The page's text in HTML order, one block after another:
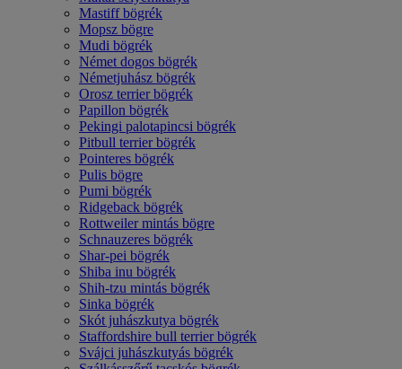
Mastiff bögrék
Mopsz bögre
Mudi bögrék
Német dogos bögrék
Németjuhász bögrék
Orosz terrier bögrék
Papillon bögrék
Pekingi palotapincsi bögrék
Pitbull terrier bögrék
Pointeres bögrék
Pulis bögre
Pumi bögrék
Ridgeback bögrék
Rottweiler mintás bögre
Schnauzeres bögrék
Shar-pei bögrék
Shiba inu bögrék
Shih-tzu mintás bögrék
Sinka bögrék
Skót juhászkutya bögrék
Staffordshire bull terrier bögrék
Svájci juhászkutyás bögrék